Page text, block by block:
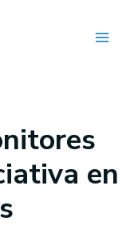
en